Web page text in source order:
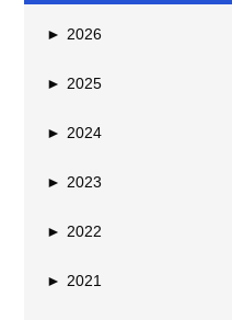
► 2026
► 2025
► 2024
► 2023
► 2022
► 2021